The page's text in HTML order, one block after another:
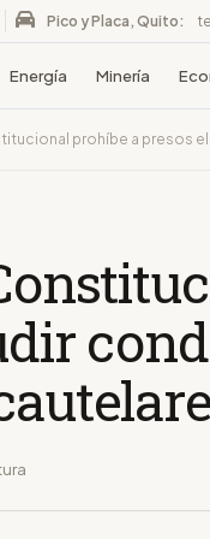
Pico y Placa, Quito:
Energía Minería
prohíbe a presos